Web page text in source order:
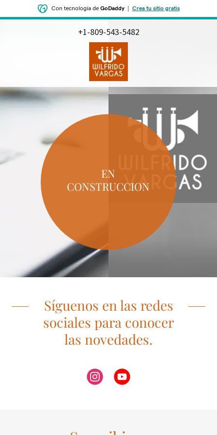
Con tecnología de GoDaddy| Crea tu sitio gratis
+1-809-543-5482
‌‌EN
CONSTRUCCION
Síguenos en las redes
sociales para conocer
las novedades.